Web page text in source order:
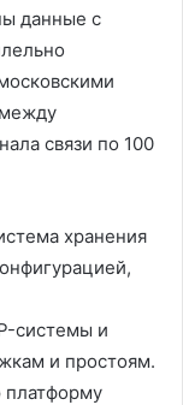
данные с
связи по 100
хранения
системы и
и простоям.
платформу